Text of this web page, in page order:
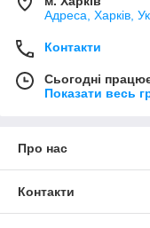
Адреса, Харків,
Контакти
Сьогодні
Показати весь
Про нас
Контакти